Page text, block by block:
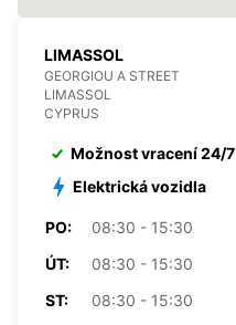
LIMASSOL
GEORGIOU A STREET
LIMASSOL
CYPRUS
Možnost vracení 24/7
Elektrická vozidla
PO:
08:30 - 15:30
ÚT:
08:30 - 15:30
ST:
08:30 - 15:30